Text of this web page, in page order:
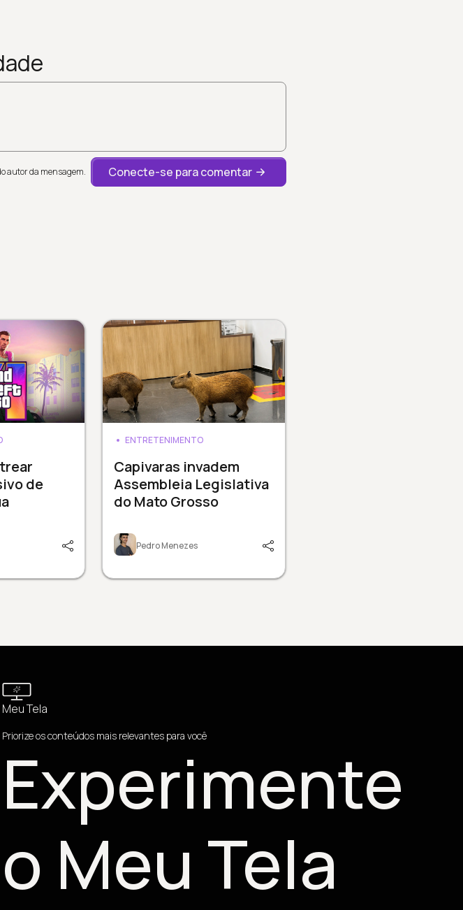
autor da mensagem. Conecte-se para comentar
de
ENTRETENIMENTO
Capivaras invadem
Assembleia Legislativa
do Mato Grosso
Pedro Menezes
Meu Tela
Priorize os conteúdos mais relevantes para você
Experimente
o Meu Tela